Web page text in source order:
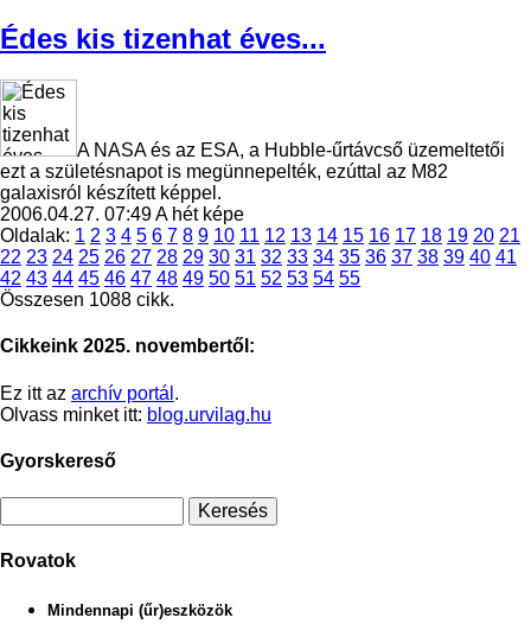
Édes kis tizenhat éves...
A NASA és az ESA, a Hubble-űrtávcső üzemeltetői
ezt a születésnapot is megünnepelték, ezúttal az M82
galaxisról készített képpel.
2006.04.27. 07:49A hét képe
Oldalak: 1 2 3 4 5 6 7 8 9 10 11 12 13 14 15 16 17 18 19 20 21
22 23 24 25 26 27 28 29 30 31 32 33 34 35 36 37 38 39 40 41
42 43 44 45 46 47 48 49 50 51 52 53 54 55
Összesen 1088 cikk.
Cikkeink 2025. novembertől:
Ez itt az archív portál .
Olvass minket itt: blog.urvilag.hu
Gyorskereső
Rovatok
Mindennapi (űr)eszközök